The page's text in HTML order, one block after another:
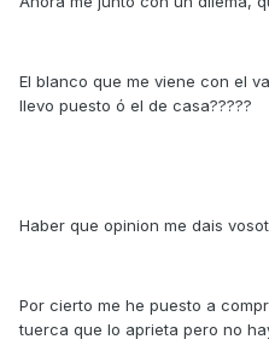
El blanco que me viene con el
llevo puesto ó el de casa?????
Haber que opinion me dais
Por cierto me he puesto a
tuerca que lo aprieta pero no